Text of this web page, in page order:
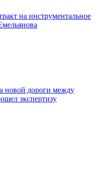
на инструментальное
новой дороги между
экспертизу